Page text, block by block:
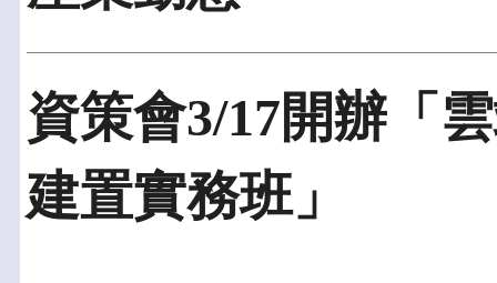
資策會3/17開辦「
建置實務班」